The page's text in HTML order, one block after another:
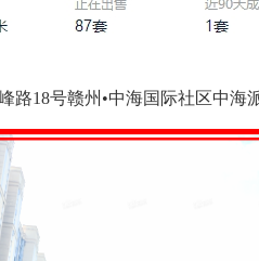
18号赣州•中海国际社区中海